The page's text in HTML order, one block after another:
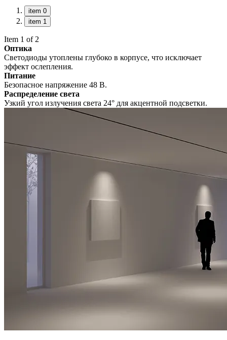
item 0
item 1
Item 1 of 2
Оптика
Светодиоды утоплены глубоко в корпусе, что исключает
эффект ослепления.
Питание
Безопасное напряжение 48 В.
Распределение света
Узкий угол излучения света 24° для акцентной подсветки.